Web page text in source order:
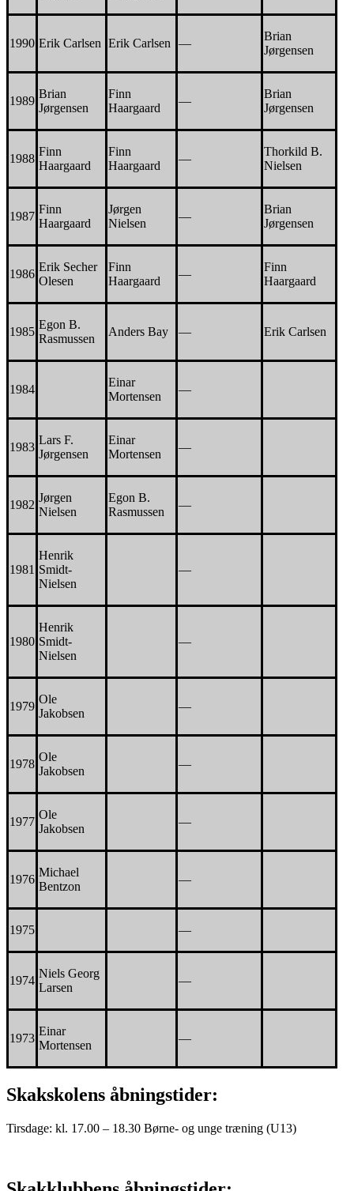
1990 Erik Carlsen Erik Carlsen —
Brian
Jørgensen
1989
Brian
Jørgensen
Finn
Haargaard
—
Brian
Jørgensen
1988
Finn
Haargaard
Finn
Haargaard
—
Thorkild B.
Nielsen
1987
Finn
Haargaard
Jørgen
Nielsen
—
Brian
Jørgensen
1986
Erik Secher
Olesen
Finn
Haargaard
—
Finn
Haargaard
1985
Egon B.
Rasmussen
Anders Bay — Erik Carlsen
1984
Einar
Mortensen
—
1983
Lars F.
Jørgensen
Einar
Mortensen
—
1982
Jørgen
Nielsen
Egon B.
Rasmussen
—
1981
Henrik
Smidt-
Nielsen
—
1980
Henrik
Smidt-
Nielsen
—
1979
Ole
Jakobsen
—
1978
Ole
Jakobsen
—
1977
Ole
Jakobsen
—
1976
Michael
Bentzon
—
1975 —
1974
Niels Georg
Larsen
—
1973
Einar
Mortensen
—
Skakskolens åbningstider:
Tirsdage: kl. 17.00 – 18.30 Børne- og unge træning (U13)